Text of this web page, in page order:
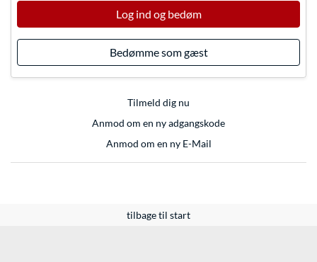
Log ind og bedøm
Bedømme som gæst
Tilmeld dig nu
Anmod om en ny adgangskode
Anmod om en ny E-Mail
tilbage til start